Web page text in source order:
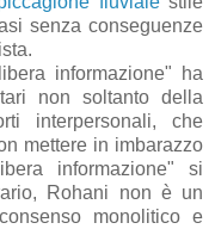
senza conseguenze
informazione" ha
non soltanto della
interpersonali, che
mettere in imbarazzo
informazione" si
Rohani non è un
monolitico e